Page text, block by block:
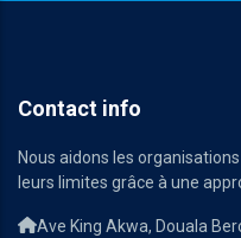
Contact info
Nous aidons les
leurs limites grâce à une
Ave King Akwa, Douala